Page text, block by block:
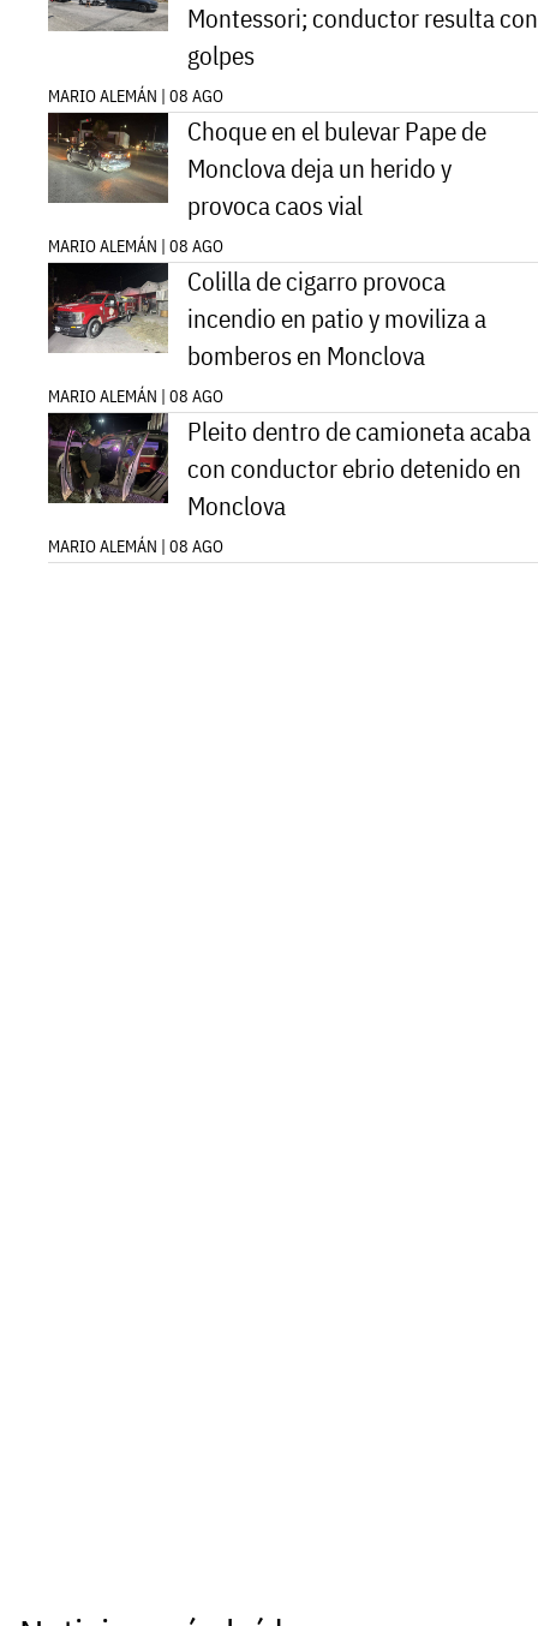
Montessori; conductor resulta con
golpes
MARIO ALEMÁN | 08 AGO
Choque en el bulevar Pape de
Monclova deja un herido y
provoca caos vial
MARIO ALEMÁN | 08 AGO
Colilla de cigarro provoca
incendio en patio y moviliza a
bomberos en Monclova
MARIO ALEMÁN | 08 AGO
Pleito dentro de camioneta acaba
con conductor ebrio detenido en
Monclova
MARIO ALEMÁN | 08 AGO